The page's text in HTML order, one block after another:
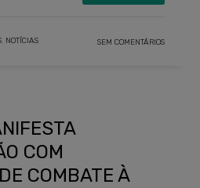
NOTÍCIAS SEM COMENTÁRIOS
COM
COMBATE À